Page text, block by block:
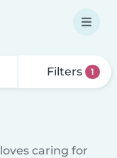
Filters 1
caring for